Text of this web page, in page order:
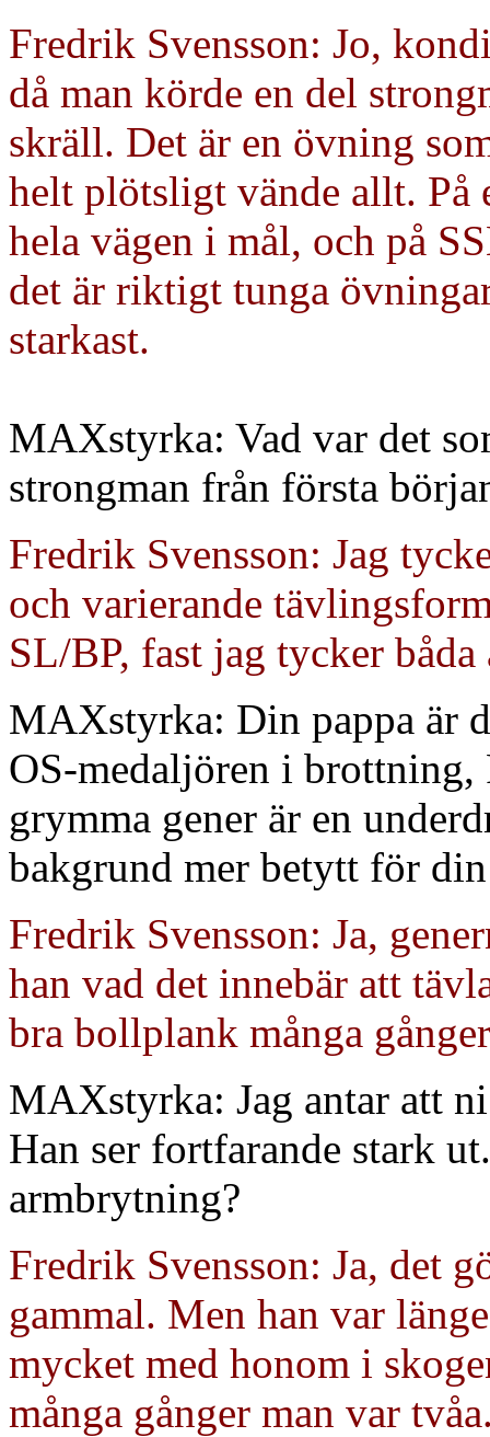
Fredrik Svensson: Jo,
då man körde en del
skräll. Det är en övning
helt plötsligt vände allt. På
hela vägen i mål, och på
det är riktigt tunga
starkast.
MAXstyrka: Vad var det
strongman från första
Fredrik Svensson: Jag
och varierande
SL/BP, fast jag tycker
MAXstyrka: Din pappa är
OS-medaljören i
grymma gener är en
bakgrund mer betytt för
Fredrik Svensson: Ja,
han vad det innebär att
bra bollplank många
MAXstyrka: Jag antar att
Han ser fortfarande stark
armbrytning?
Fredrik Svensson: Ja, det
gammal. Men han var
mycket med honom i
många gånger man var